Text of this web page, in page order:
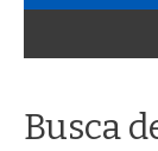
Busca